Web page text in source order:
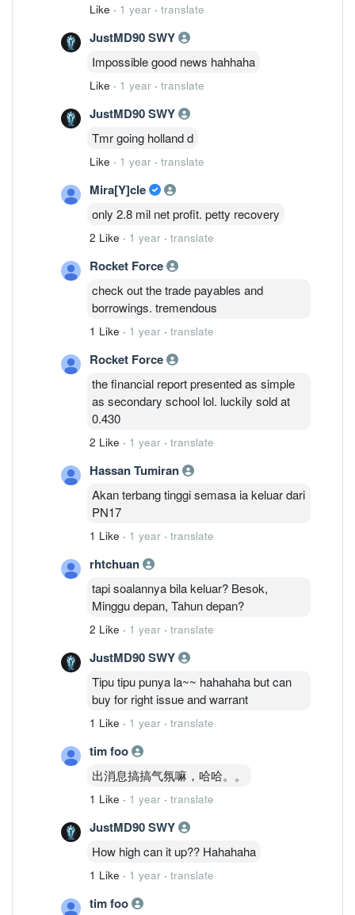
Like · 1 year · translate
JustMD90 SWY
Impossible good news hahhaha
Like · 1 year · translate
JustMD90 SWY
Tmr going holland d
Like · 1 year · translate
Mira[Y]cle
only 2.8 mil net profit. petty recovery
2 Like · 1 year · translate
Rocket Force
check out the trade payables and
borrowings. tremendous
1 Like · 1 year · translate
Rocket Force
the financial report presented as simple
as secondary school lol. luckily sold at
0.430
2 Like · 1 year · translate
Hassan Tumiran
Akan terbang tinggi semasa ia keluar dari
PN17
1 Like · 1 year · translate
rhtchuan
tapi soalannya bila keluar? Besok,
Minggu depan, Tahun depan?
2 Like · 1 year · translate
JustMD90 SWY
Tipu tipu punya la~~ hahahaha but can
buy for right issue and warrant
1 Like · 1 year · translate
tim foo
出消息搞搞气氛嘛，哈哈。。
1 Like · 1 year · translate
JustMD90 SWY
How high can it up?? Hahahaha
1 Like · 1 year · translate
tim foo